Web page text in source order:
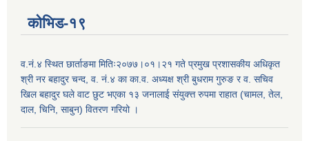
कोभिड-१९
व.नं.४ स्थित छार्ताङमा मितिः२०७७।०१।२१ गते प्रमुख प्रशासकीय अधिकृत
श्री नर बहादुर चन्द, व. नं.४ का का.व. अध्यक्ष श्री बुधराम गुरुङ र व. सचिव
खिल बहादुर घले वाट छुट भएका १३ जनालाई संयुक्त्त रुपमा राहात (चामल, तेल,
दाल, चिनि, साबुन) वितरण गरियो ।